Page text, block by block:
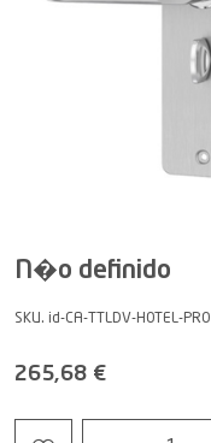
N�o definido
SKU. id-CA-TTLDV-HOTEL-PRO
265,68 €